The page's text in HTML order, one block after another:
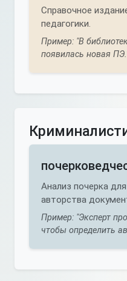
Справочное
педагогики.
Пример: "В
появилась новая
Анализ почерка
авторства
Пример: "Эксперт
чтобы определить